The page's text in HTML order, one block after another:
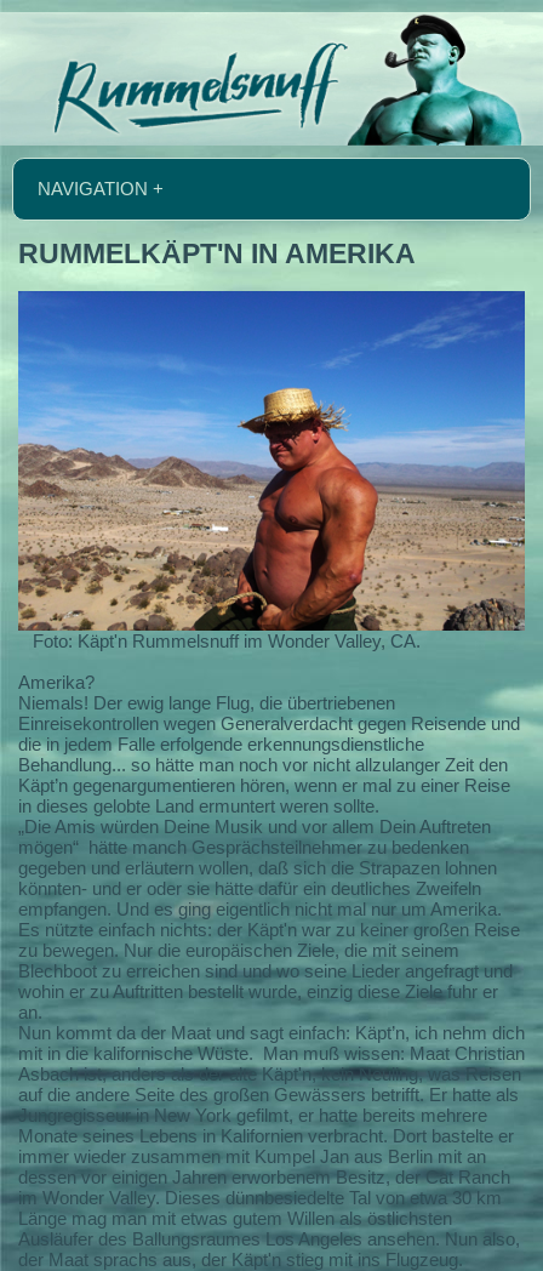
NAVIGATION +
RUMMELKÄPT'N IN AMERIKA
Foto: Käpt'n Rummelsnuff im Wonder Valley, CA.
Amerika?
Niemals! Der ewig lange Flug, die übertriebenen
Einreisekontrollen wegen Generalverdacht gegen Reisende und
die in jedem Falle erfolgende erkennungsdienstliche
Behandlung... so hätte man noch vor nicht allzulanger Zeit den
Käpt’n gegenargumentieren hören, wenn er mal zu einer Reise
in dieses gelobte Land ermuntert weren sollte.
„Die Amis würden Deine Musik und vor allem Dein Auftreten
mögen“ hätte manch Gesprächsteilnehmer zu bedenken
gegeben und erläutern wollen, daß sich die Strapazen lohnen
könnten- und er oder sie hätte dafür ein deutliches Zweifeln
empfangen. Und es ging eigentlich nicht mal nur um Amerika.
Es nützte einfach nichts: der Käpt'n war zu keiner großen Reise
zu bewegen. Nur die europäischen Ziele, die mit seinem
Blechboot zu erreichen sind und wo seine Lieder angefragt und
wohin er zu Auftritten bestellt wurde, einzig diese Ziele fuhr er
an.
Nun kommt da der Maat und sagt einfach: Käpt’n, ich nehm dich
mit in die kalifornische Wüste. Man muß wissen: Maat Christian
Asbach ist, anders als der alte Käpt'n, kein Neuling, was Reisen
auf die andere Seite des großen Gewässers betrifft. Er hatte als
Jungregisseur in New York gefilmt, er hatte bereits mehrere
Monate seines Lebens in Kalifornien verbracht. Dort bastelte er
immer wieder zusammen mit Kumpel Jan aus Berlin mit an
dessen vor einigen Jahren erworbenem Besitz, der Cat Ranch
im Wonder Valley. Dieses dünnbesiedelte Tal von etwa 30 km
Länge mag man mit etwas gutem Willen als östlichsten
Ausläufer des Ballungsraumes Los Angeles ansehen. Nun also,
der Maat sprachs aus, der Käpt'n stieg mit ins Flugzeug.